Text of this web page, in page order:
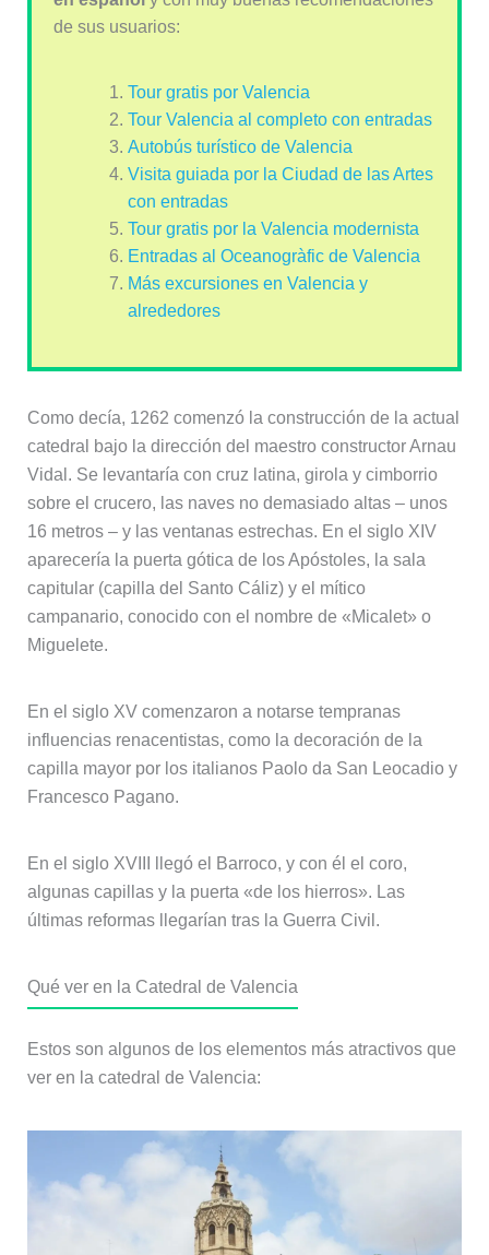
de sus usuarios:
Tour gratis por Valencia
Tour Valencia al completo con entradas
Autobús turístico de Valencia
Visita guiada por la Ciudad de las Artes
con entradas
Tour gratis por la Valencia modernista
Entradas al Oceanogràfic de Valencia
Más excursiones en Valencia y
alrededores
Como decía, 1262 comenzó la construcción de la actual
catedral bajo la dirección del maestro constructor Arnau
Vidal. Se levantaría con cruz latina, girola y cimborrio
sobre el crucero, las naves no demasiado altas – unos
16 metros – y las ventanas estrechas. En el siglo XIV
aparecería la puerta gótica de los Apóstoles, la sala
capitular (capilla del Santo Cáliz) y el mítico
campanario, conocido con el nombre de «Micalet» o
Miguelete.
En el siglo XV comenzaron a notarse tempranas
influencias renacentistas, como la decoración de la
capilla mayor por los italianos Paolo da San Leocadio y
Francesco Pagano.
En el siglo XVIII llegó el Barroco, y con él el coro,
algunas capillas y la puerta «de los hierros». Las
últimas reformas llegarían tras la Guerra Civil.
Qué ver en la Catedral de Valencia
Estos son algunos de los elementos más atractivos que
ver en la catedral de Valencia: